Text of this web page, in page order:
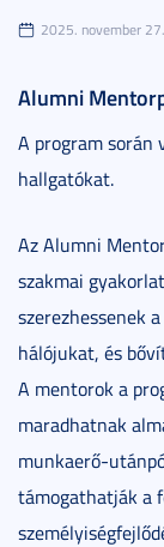
2025. november 27.
Alumni
A program során
hallgatókat.
Az Alumni
szakmai
szerezhessenek
hálójukat, és
A mentorok a
maradhatnak
munkaerő-
támogathatják a